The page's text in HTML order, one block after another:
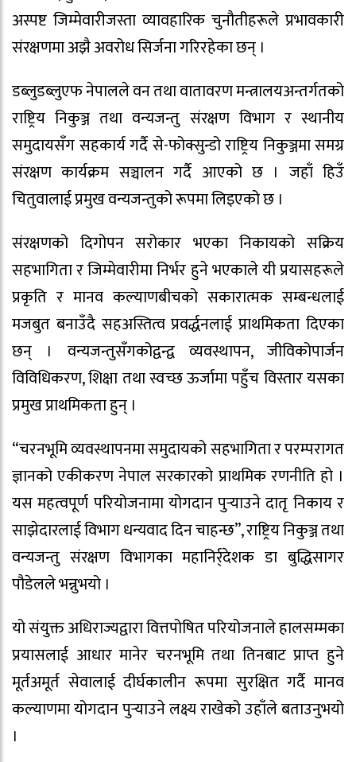
अस्पष्ट जिम्मेवारीजस्ता व्यावहारिक चुनौतीहरूले प्रभावकारी
संरक्षणमा अझै अवरोध सिर्जना गरिरहेका छन् ।
डब्लुडब्लुएफ नेपालले वन तथा वातावरण मन्त्रालयअन्तर्गतको
राष्ट्रिय निकुञ्ज तथा वन्यजन्तु संरक्षण विभाग र स्थानीय
समुदायसँग सहकार्य गर्दै से-फोक्सुन्डो राष्ट्रिय निकुञ्जमा समग्र
संरक्षण कार्यक्रम सञ्चालन गर्दै आएको छ । जहाँ हिउँ
चितुवालाई प्रमुख वन्यजन्तुको रूपमा लिइएको छ ।
संरक्षणको दिगोपन सरोकार भएका निकायको सक्रिय
सहभागिता र जिम्मेवारीमा निर्भर हुने भएकाले यी प्रयासहरूले
प्रकृति र मानव कल्याणबीचको सकारात्मक सम्बन्धलाई
मजबुत बनाउँदै सहअस्तित्व प्रवर्द्धनलाई प्राथमिकता दिएका
छन् । वन्यजन्तुसँगकोद्वन्द्व व्यवस्थापन, जीविकोपार्जन
विविधिकरण, शिक्षा तथा स्वच्छ ऊर्जामा पहुँच विस्तार यसका
प्रमुख प्राथमिकता हुन् ।
“चरनभूमि व्यवस्थापनमा समुदायको सहभागिता र परम्परागत
ज्ञानको एकीकरण नेपाल सरकारको प्राथमिक रणनीति हो ।
यस महत्वपूर्ण परियोजनामा योगदान पुर्‍याउने दातृ निकाय र
साझेदारलाई विभाग धन्यवाद दिन चाहन्छ”, राष्ट्रिय निकुञ्ज तथा
वन्यजन्तु संरक्षण विभागका महानिर्र्देशक डा बुद्धिसागर
पौडेलले भन्नुभयो ।
यो संयुक्त अधिराज्यद्वारा वित्तपोषित परियोजनाले हालसम्मका
प्रयासलाई आधार मानेर चरनभूमि तथा तिनबाट प्राप्त हुने
मूर्तअमूर्त सेवालाई दीर्घकालीन रूपमा सुरक्षित गर्दै मानव
कल्याणमा योगदान पुर्‍याउने लक्ष्य राखेको उहाँले बताउनुभयो
।